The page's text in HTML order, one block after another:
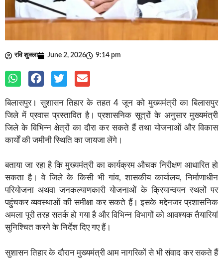
रवि शुक्ला June 2, 2026 9:14 pm
बिलासपुर। सुशासन तिहार के तहत 4 जून को मुख्यमंत्री का बिलासपुर
जिले में प्रवास प्रस्तावित है। प्रशासनिक सूत्रों के अनुसार मुख्यमंत्री
जिले के विभिन्न क्षेत्रों का दौरा कर सकते हैं तथा योजनाओं और विकास
कार्यों की जमीनी स्थिति का जायजा लेंगे।
बताया जा रहा है कि मुख्यमंत्री का कार्यक्रम औचक निरीक्षण आधारित हो
सकता है। वे जिले के किसी भी गांव, शासकीय कार्यालय, निर्माणाधीन
परियोजना अथवा जनकल्याणकारी योजनाओं के क्रियान्वयन स्थलों पर
पहुंचकर व्यवस्थाओं की समीक्षा कर सकते हैं। इसके मद्देनजर प्रशासनिक
अमला पूरी तरह सतर्क हो गया है और विभिन्न विभागों को आवश्यक तैयारियां
सुनिश्चित करने के निर्देश दिए गए हैं।
सुशासन तिहार के दौरान मुख्यमंत्री आम नागरिकों से भी संवाद कर सकते हैं